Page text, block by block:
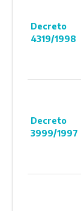
Decreto
4319/1998
Decreto
3999/1997